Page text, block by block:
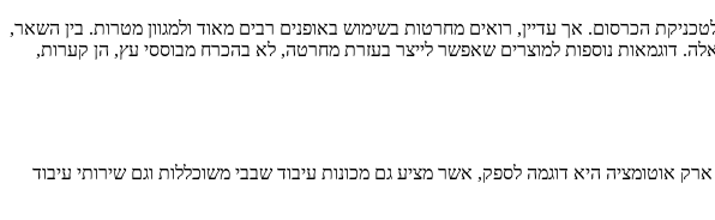
הכרסום. אך עדיין, רואים מחרטות בשימוש באופנים רבים מאוד ולמגוון מטרות. בין השאר,
דוגמאות נוספות למוצרים שאפשר לייצר בעזרת מחרטה, לא בהכרח מבוססי עץ, הן קערות,
אוטומציה היא דוגמה לספק, אשר מציע גם מכונות עיבוד שבבי משוכללות וגם שירותי עיבוד